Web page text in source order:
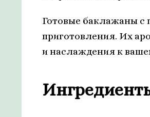
Готовые баклажаны с
приготовления. Их
и наслаждения к